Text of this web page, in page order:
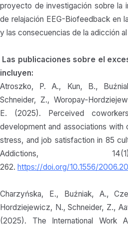
proyecto de investigación sobre la
de relajación EEG-Biofeedback en
y las consecuencias de la adicción
Las publicaciones sobre el
incluyen:
Atroszko, P. A., Kun, B.,
Schneider, Z., Woropay-
E. (2025). Perceived
development and associations with
stress, and job satisfaction in 85
Addictions,
262. https://doi.org/10.1556/
Charzyńska, E., Buźniak, A.,
Hordziejewicz, N., Schneider, Z.,
(2025). The International Work